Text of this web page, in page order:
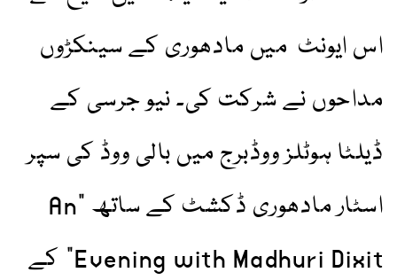
اس ایونٹ میں مادھوری کے سینکڑوں
مداحوں نے شرکت کی۔ نیو جرسی کے
ڈیلٹا ہوٹلز ووڈبرج میں بالی ووڈ کی سپر
اسٹار مادھوری ڈکشٹ کے ساتھ "An
Evening with Madhuri Dixit” کے